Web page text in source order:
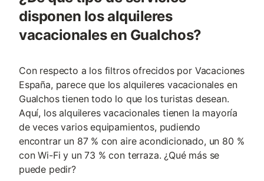
disponen los alquileres
vacacionales en Gualchos?
Con respecto a los filtros ofrecidos por Vacaciones
España, parece que los alquileres vacacionales en
Gualchos tienen todo lo que los turistas desean.
Aquí, los alquileres vacacionales tienen la mayoría
de veces varios equipamientos, pudiendo
encontrar un 87 % con aire acondicionado, un 80 %
con Wi-Fi y un 73 % con terraza. ¿Qué más se
puede pedir?